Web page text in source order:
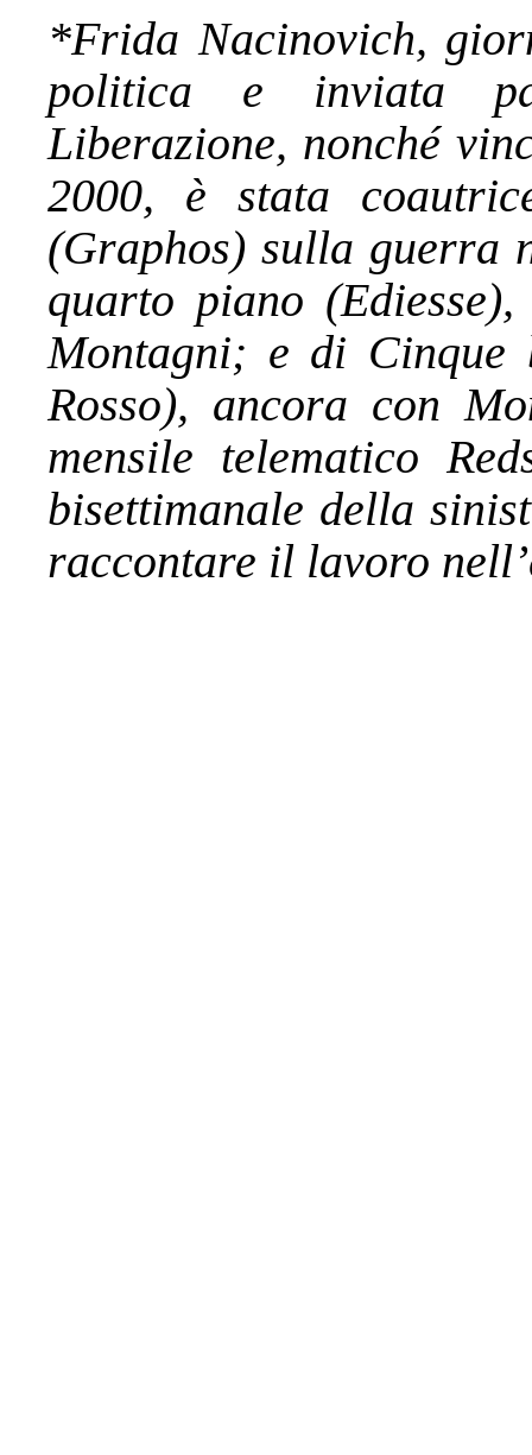
*Frida Nacinovich,
politica e inviata
Liberazione, nonché
2000, è stata
(Graphos) sulla guerra
quarto piano
Montagni; e di Cinque
Rosso), ancora con
mensile telematico
bisettimanale della
raccontare il lavoro